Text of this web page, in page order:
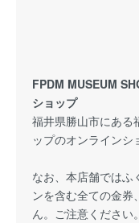
FPDM MUSEUM
ショップ
福井県勝山市にある
ップのオンラインシ
なお、本店舗ではふ
ンを含む全ての金
ん。ご注意ください。